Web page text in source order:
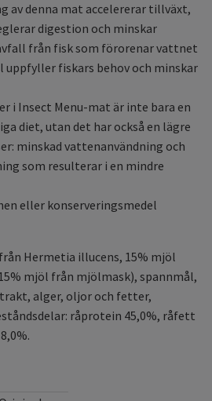
av denna mat accelererar tillväxt,
digestion och minskar
från fisk som förorenar vattnet
fiskars behov och minskar
i Insect Menu-mat är inte bara en
diet, utan det har också en lägre
minskad vattenanvändning och
som resulterar i en mindre
eller konserveringsmedel
Hermetia illucens, 15% mjöl
mjöl från mjölmask), spannmål,
alger, oljor och fetter,
råprotein 45,0%, råfett